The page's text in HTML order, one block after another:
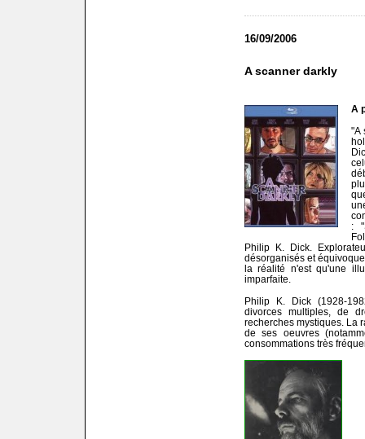
16/09/2006
A scanner darkly
A
"A
:
Philip K. Dick.
désorganisés et
la réalité n'est qu'une
imparfaite.
Philip K. Dick (1928-
divorces multiples, de
recherches mystiques. La
de ses oeuvres
consommations très